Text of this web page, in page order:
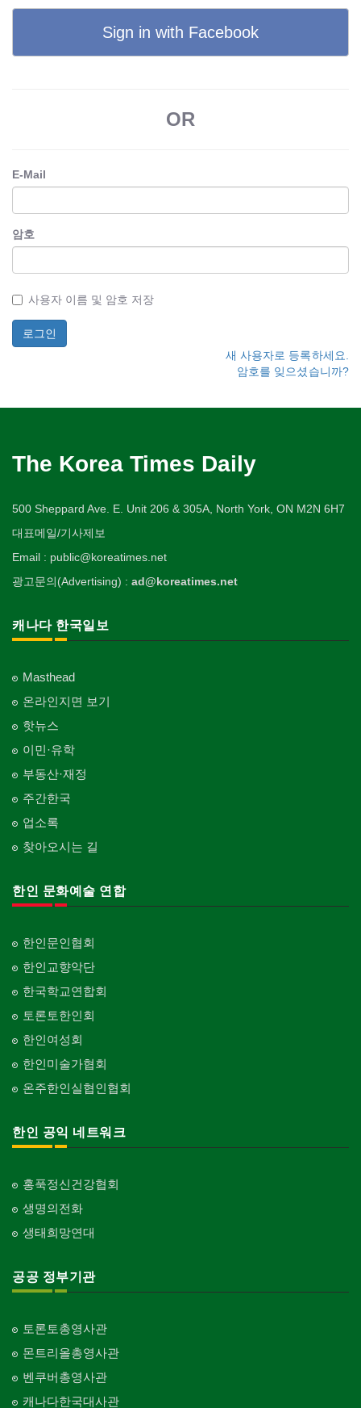
Sign in with Facebook
OR
E-Mail
암호
사용자 이름 및 암호 저장
새 사용자로 등록하세요.
암호를 잊으셨습니까?
The Korea Times Daily
500 Sheppard Ave. E. Unit 206 & 305A, North York, ON M2N 6H7
대표메일/기사제보
Email : public@koreatimes.net
광고문의(Advertising) : ad@koreatimes.net
캐나다 한국일보
Masthead
온라인지면 보기
핫뉴스
이민·유학
부동산·재정
주간한국
업소록
찾아오시는 길
한인 문화예술 연합
한인문인협회
한인교향악단
한국학교연합회
토론토한인회
한인여성회
한인미술가협회
온주한인실협인협회
한인 공익 네트워크
홍푹정신건강협회
생명의전화
생태희망연대
공공 정부기관
토론토총영사관
몬트리올총영사관
벤쿠버총영사관
캐나다한국대사관